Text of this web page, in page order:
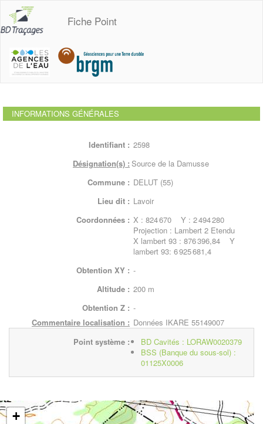
Fiche Point
INFORMATIONS GÉNÉRALES
Identifiant : 2598
Désignation(s) : Source de la Damusse
Commune : DELUT (55)
Lieu dit : Lavoir
Coordonnées : X : 824 670 Y : 2 494 280
Projection : Lambert 2 Etendu
X lambert 93 : 876 396,84 Y
lambert 93: 6 925 681,4
Obtention XY : -
Altitude : 200 m
Obtention Z : -
Commentaire localisation : Données IKARE 55149007
Point système :
BD Cavités : LORAW0020379
BSS (Banque du sous-sol) :
01125X0006
+